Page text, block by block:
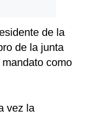
de la
de la junta
como
vez la